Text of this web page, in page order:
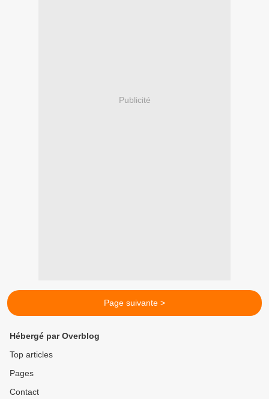
Publicité
Page suivante >
Hébergé par Overblog
Top articles
Pages
Contact